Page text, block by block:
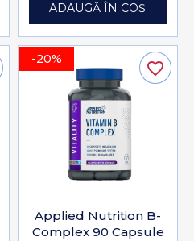
ADAUGĂ ÎN COȘ
-20%
Applied Nutrition B-
Complex 90 Capsule
favorite_border